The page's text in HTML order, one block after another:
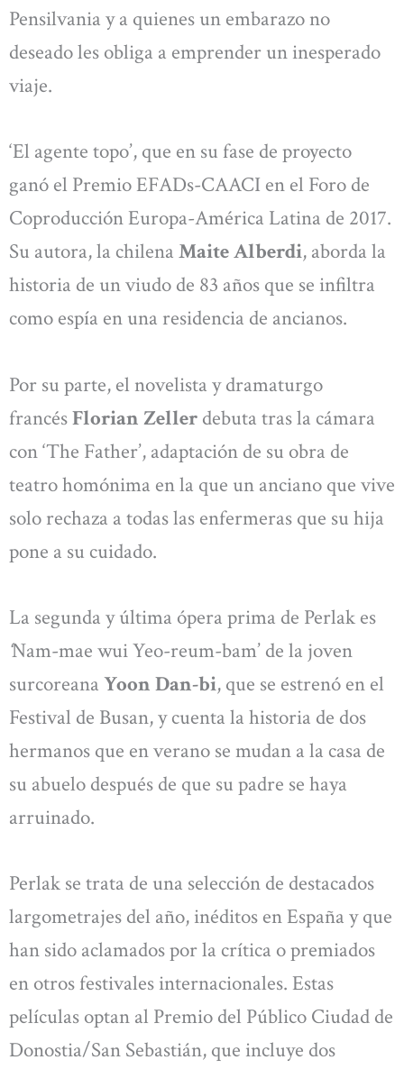
Pensilvania y a quienes un embarazo no
deseado les obliga a emprender un inesperado
viaje.
‘El agente topo’, que en su fase de proyecto
ganó el Premio EFADs-CAACI en el Foro de
Coproducción Europa-América Latina de 2017.
Su autora, la chilena Maite Alberdi, aborda la
historia de un viudo de 83 años que se infiltra
como espía en una residencia de ancianos.
Por su parte, el novelista y dramaturgo
francésFlorian Zeller debuta tras la cámara
con ‘The Father’, adaptación de su obra de
teatro homónima en la que un anciano que vive
solo rechaza a todas las enfermeras que su hija
pone a su cuidado.
La segunda y última ópera prima de Perlak es
‘Nam-mae wui Yeo-reum-bam’ de la joven
surcoreana Yoon Dan-bi, que se estrenó en el
Festival de Busan, y cuenta la historia de dos
hermanos que en verano se mudan a la casa de
su abuelo después de que su padre se haya
arruinado.
Perlak se trata de una selección de destacados
largometrajes del año, inéditos en España y que
han sido aclamados por la crítica o premiados
en otros festivales internacionales. Estas
películas optan al Premio del Público Ciudad de
Donostia/San Sebastián, que incluye dos